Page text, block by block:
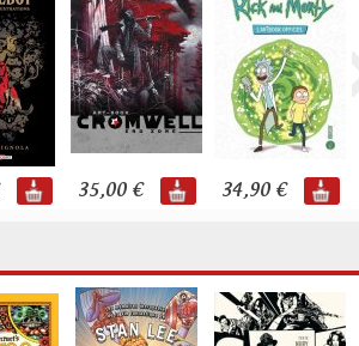
35,00 € 34,90 €